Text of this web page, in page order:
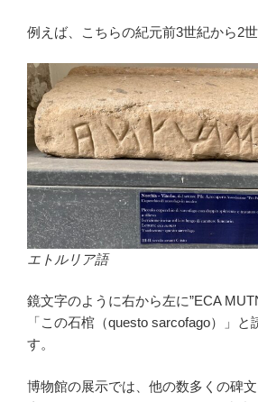
例えば、こちらの紀元前3世紀から2世
エトルリア語
鏡文字のように右から左に”ECA
「この石棺（questo sarcofago）」
す。
博物館の展示では、他の数多くの碑